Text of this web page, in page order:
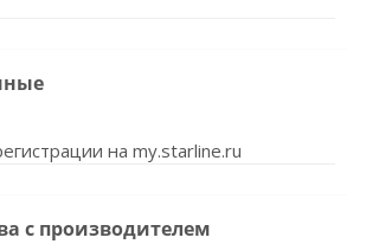
на my.starline.ru
с производителем